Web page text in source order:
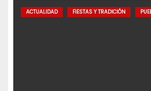
ACTUALIDAD FIESTAS Y TRADICIÓN